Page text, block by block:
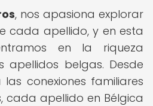
, nos apasiona explorar
cada apellido, y en esta
en la riqueza
apellidos belgas. Desde
conexiones familiares
cada apellido en Bélgica